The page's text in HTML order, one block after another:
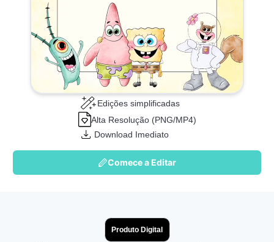
Edições simplificadas
Alta Resolução (PNG/MP4)
Download Imediato
Comece a Editar
Produto Digital